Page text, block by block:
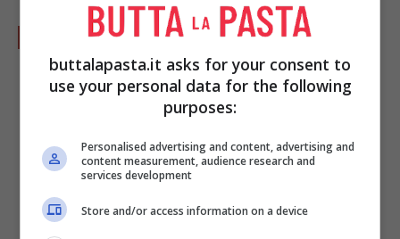
Quindi le olive.
buttalapasta.it asks for your consent to
use your personal data for the following
purposes:
Personalised advertising and content, advertising and
content measurement, audience research and
services development
Store and/or access information on a device